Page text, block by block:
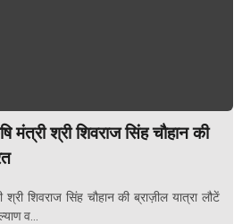
मंत्री श्री शिवराज सिंह चौहान की
श्री शिवराज सिंह चौहान की ब्राज़ील यात्रा लौटें
व...